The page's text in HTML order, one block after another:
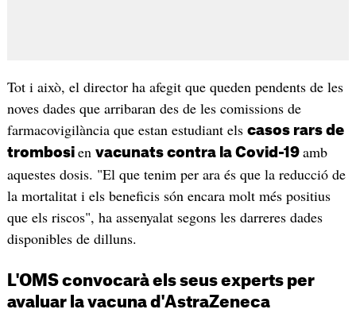
Tot i això, el director ha afegit que queden pendents de les
noves dades que arribaran des de les comissions de
farmacovigilància que estan estudiant els casos rars de
trombosi en vacunats contra la Covid-19 amb
aquestes dosis. "El que tenim per ara és que la reducció de
la mortalitat i els beneficis són encara molt més positius
que els riscos", ha assenyalat segons les darreres dades
disponibles de dilluns.
L'OMS convocarà els seus experts per
avaluar la vacuna d'AstraZeneca